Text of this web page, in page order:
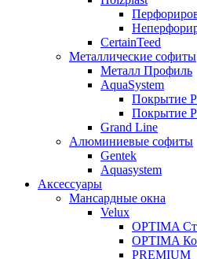
CertainTeed
Металлические софиты
Металл Профиль
AquaSystem
Покрытие
Покрытие
Grand Line
Алюминиевые софиты
Gentek
Aquasystem
Аксессуары
Мансардные окна
Velux
OPTIMA
OPTIMA
PREMIUM